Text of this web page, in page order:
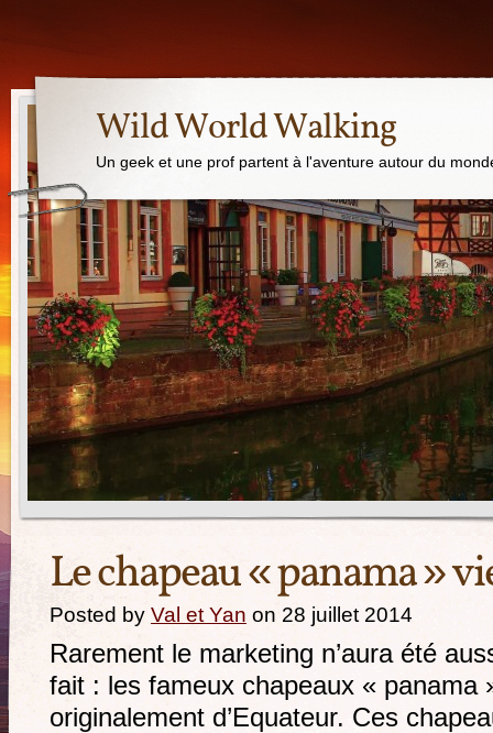
Wild World Walking
Un geek et une prof partent à l'aventure autour du
Le chapeau « panama »
Posted by Val et Yan on 28 juillet 2014
Rarement le marketing n’aura été
fait : les fameux chapeaux « panama
originalement d’Equateur. Ces